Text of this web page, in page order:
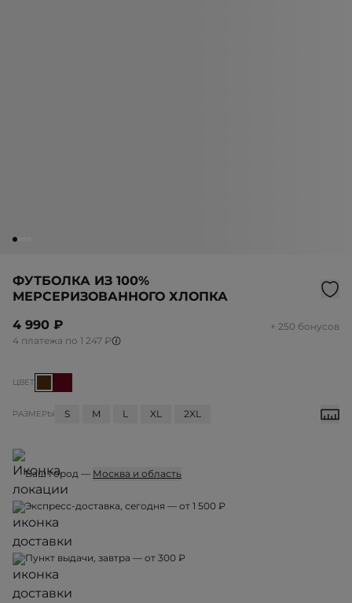
ФУТБОЛКА ИЗ 100%
МЕРСЕРИЗОВАННОГО ХЛОПКА
4 990 ₽
+ 250 бонусов
4 платежа по 1 247 ₽
ЦВЕТ
РАЗМЕРЫ S M L XL 2XL
Ваш город — Москва и область
Экспресс-доставка, сегодня — от 1 500 ₽
Пункт выдачи, завтра — от 300 ₽